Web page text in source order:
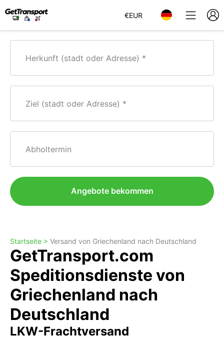
€EUR
Herkunft (stadt oder Adresse)
Ziel (stadt oder Adresse)
Abholtermin
Angebote bekommen
Startseite > Versand von Griechenland nach Deutschland
GetTransport.com
Speditionsdienste von
Griechenland nach
Deutschland
LKW-Frachtversand